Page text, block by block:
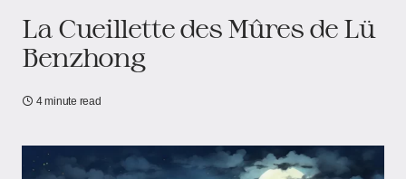
La Cueillette des Mûres de Lü
Benzhong
4 minute read